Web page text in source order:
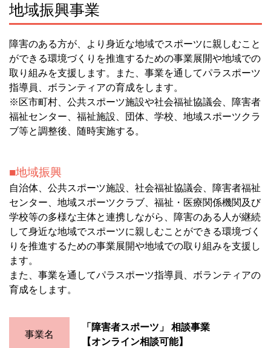
地域振興事業
障害のある方が、より身近な地域でスポーツに親しむこと
ができる環境づくりを推進するための事業展開や地域での
取り組みを支援します。また、事業を通してパラスポーツ
指導員、ボランティアの育成をします。
※区市町村、公共スポーツ施設や社会福祉協議会、障害者
福祉センター、福祉施設、団体、学校、地域スポーツクラ
ブ等と調整後、随時実施する。
地域振興
自治体、公共スポーツ施設、社会福祉協議会、障害者福祉
センター、地域スポーツクラブ、福祉・医療関係機関及び
学校等の多様な主体と連携しながら、障害のある人が継続
して身近な地域でスポーツに親しむことができる環境づく
りを推進するための事業展開や地域での取り組みを支援し
ます。
また、事業を通してパラスポーツ指導員、ボランティアの
育成をします。
事業名
「障害者スポーツ」 相談事業
【オンライン相談可能】